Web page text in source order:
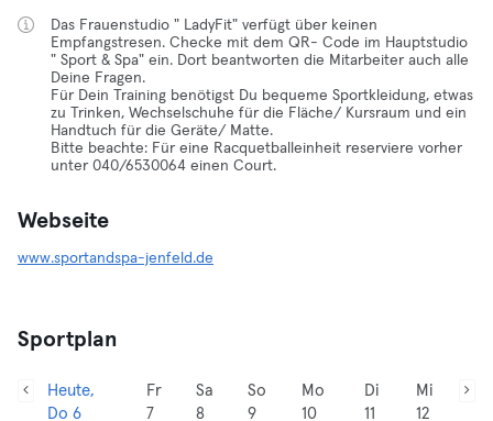
Das Frauenstudio " LadyFit" verfügt über keinen
Empfangstresen. Checke mit dem QR- Code im Hauptstudio
" Sport & Spa" ein. Dort beantworten die Mitarbeiter auch alle
Deine Fragen.
Für Dein Training benötigst Du bequeme Sportkleidung, etwas
zu Trinken, Wechselschuhe für die Fläche/ Kursraum und ein
Handtuch für die Geräte/ Matte.
Bitte beachte: Für eine Racquetballeinheit reserviere vorher
unter 040/6530064 einen Court.
Webseite
www.sportandspa-jenfeld.de
Sportplan
Heute,
Do 6
Fr
7
Sa
8
So
9
Mo
10
Di
11
Mi
12